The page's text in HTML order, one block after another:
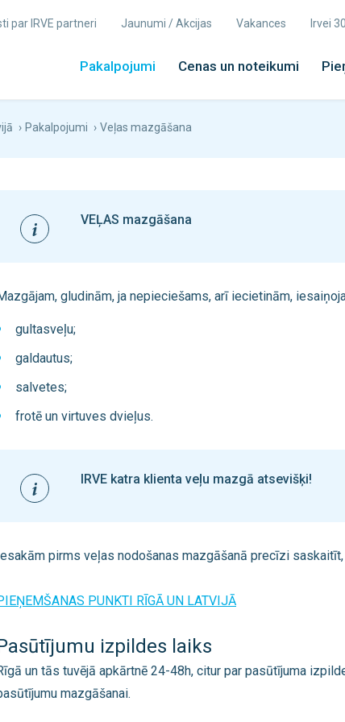
par IRVE partneri Jaunumi / Akcijas Vakances Irvei
Pakalpojumi Cenas un noteikumi
› Pakalpojumi › Veļas mazgāšana
VEĻAS mazgāšana
gludinām, ja nepieciešams, arī iecietinām,
gultasveļu;
galdautus;
salvetes;
frotē un virtuves dvieļus.
IRVE katra klienta veļu mazgā atsevišķi!
pirms veļas nodošanas mazgāšanā precīzi
PUNKTI RĪGĀ UN LATVIJĀ
izpildes laiks
un tās tuvējā apkārtnē 24-48h, citur par pasūtījuma
mazgāšanai.